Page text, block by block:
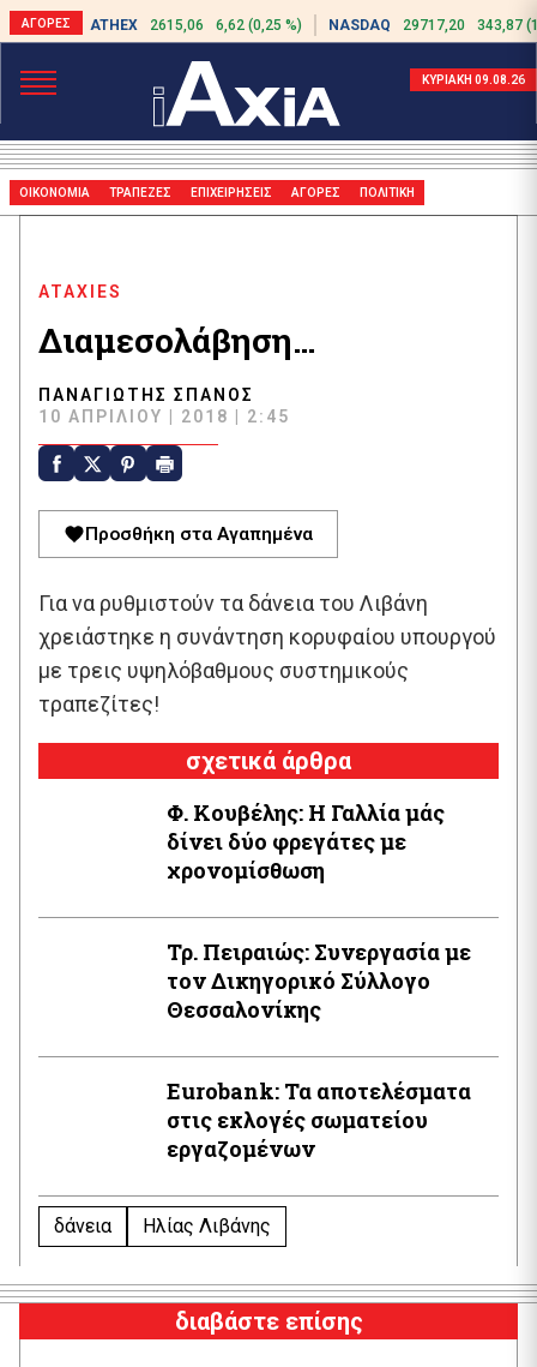
ATHEX 2615,06 6,62 (0,25 %) NASDAQ 29717,20 343,87
ΚΥΡΙΑΚΗ 09.08.26
ΟΙΚΟΝΟΜΙΑ ΤΡΑΠΕΖΕΣ ΕΠΙΧΕΙΡΗΣΕΙΣ ΑΓΟΡΕΣ ΠΟΛΙΤΙΚΗ
ATAXIES
Διαμεσολάβηση…
ΠΑΝΑΓΙΏΤΗΣ ΣΠΑΝΌΣ
10 ΑΠΡΙΛΊΟΥ | 2018 | 2:45
Προσθήκη στα Αγαπημένα
Για να ρυθμιστούν τα δάνεια του Λιβάνη
χρειάστηκε η συνάντηση κορυφαίου υπουργού
με τρεις υψηλόβαθμους συστημικούς
τραπεζίτες!
σχετικά άρθρα
Φ. Κουβέλης: Η Γαλλία μάς
δίνει δύο φρεγάτες με
χρονομίσθωση
Τρ. Πειραιώς: Συνεργασία με
τον Δικηγορικό Σύλλογο
Θεσσαλονίκης
Εurobank: Τα αποτελέσματα
στις εκλογές σωματείου
εργαζομένων
δάνεια Ηλίας Λιβάνης
διαβάστε επίσης